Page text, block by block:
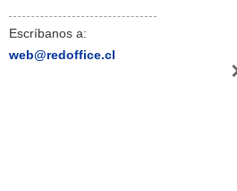
Escríbanos a:
web@redoffice.cl